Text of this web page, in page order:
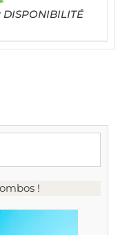
DISPONIBILITÉ
!